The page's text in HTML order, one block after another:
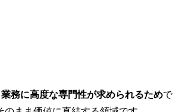
務に高度な専門性が求められるためで